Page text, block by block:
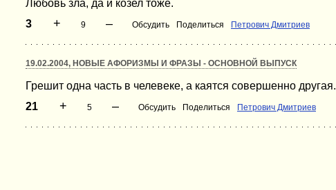
Любовь зла, да и козел тоже.
3
+ 9 – Обсудить Поделиться Петрович Дмитриев
19.02.2004, НОВЫЕ АФОРИЗМЫ И ФРАЗЫ - ОСНОВНОЙ ВЫПУСК
Грешит одна часть в челевеке, а каятся совершенно другая.
21
+ 5 – Обсудить Поделиться Петрович Дмитриев